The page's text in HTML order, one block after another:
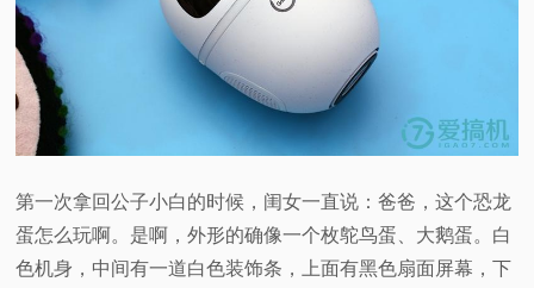
第一次拿回公子小白的时候，闺女一直说：爸爸，这个恐龙
蛋怎么玩啊。是啊，外形的确像一个枚鸵鸟蛋、大鹅蛋。白
色机身，中间有一道白色装饰条，上面有黑色扇面屏幕，下